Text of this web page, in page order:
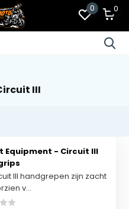
0 0
III
Equipment - Circuit III
III handgrepen zijn zacht
v...